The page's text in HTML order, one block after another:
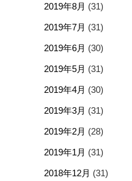
2019年8月 (31)
2019年7月 (31)
2019年6月 (30)
2019年5月 (31)
2019年4月 (30)
2019年3月 (31)
2019年2月 (28)
2019年1月 (31)
2018年12月 (31)